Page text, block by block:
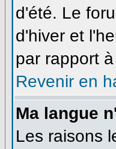
d'été. Le
d'hiver et
par rapport
Revenir en
Ma langue
Les raisons